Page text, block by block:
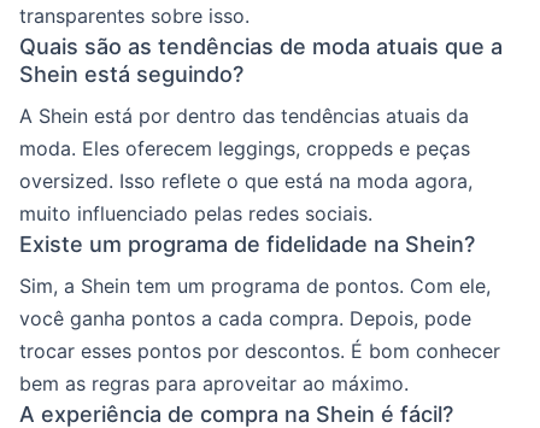
transparentes sobre isso.
Quais são as tendências de moda atuais que a
Shein está seguindo?
A Shein está por dentro das tendências atuais da
moda. Eles oferecem leggings, croppeds e peças
oversized. Isso reflete o que está na moda agora,
muito influenciado pelas redes sociais.
Existe um programa de fidelidade na Shein?
Sim, a Shein tem um programa de pontos. Com ele,
você ganha pontos a cada compra. Depois, pode
trocar esses pontos por descontos. É bom conhecer
bem as regras para aproveitar ao máximo.
A experiência de compra na Shein é fácil?